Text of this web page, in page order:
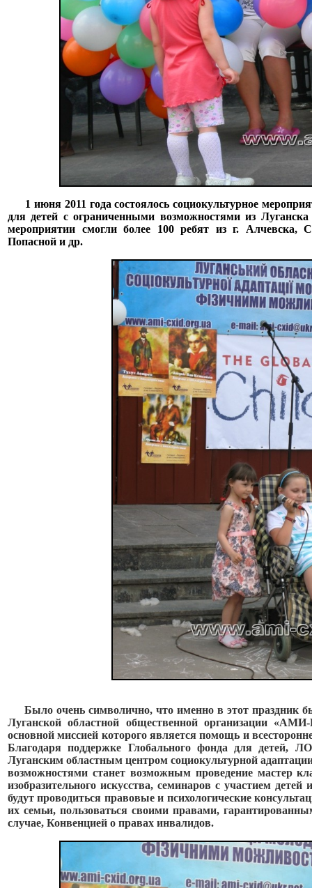
1 июня 2011 года состоялось социокультурное
для детей с ограниченными возможностями из
мероприятии смогли более 100 ребят из г. Алчевска,
Попасной и др.
Было очень символично, что именно в этот праздник
Луганской областной общественной организации
основной миссией которого является помощь и
Благодаря поддержке Глобального фонда для детей,
Луганским областным центром социокультурной
возможностями станет возможным проведение мастер
изобразительного искусства, семинаров с участием
будут проводиться правовые и психологические
их семьи, пользоваться своими правами,
случае, Конвенцией о правах инвалидов.